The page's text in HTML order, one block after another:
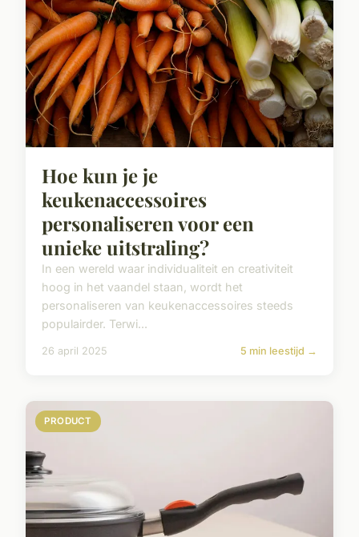
Hoe kun je je
keukenaccessoires
personaliseren voor een
unieke uitstraling?
In een wereld waar individualiteit en creativiteit
hoog in het vaandel staan, wordt het
personaliseren van keukenaccessoires steeds
populairder. Terwi...
26 april 2025 5 min leestijd →
PRODUCT